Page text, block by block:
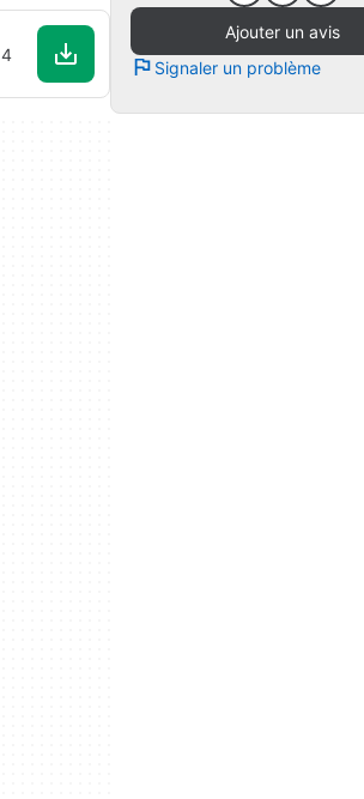
4
Ajouter un avis
Signaler un problème